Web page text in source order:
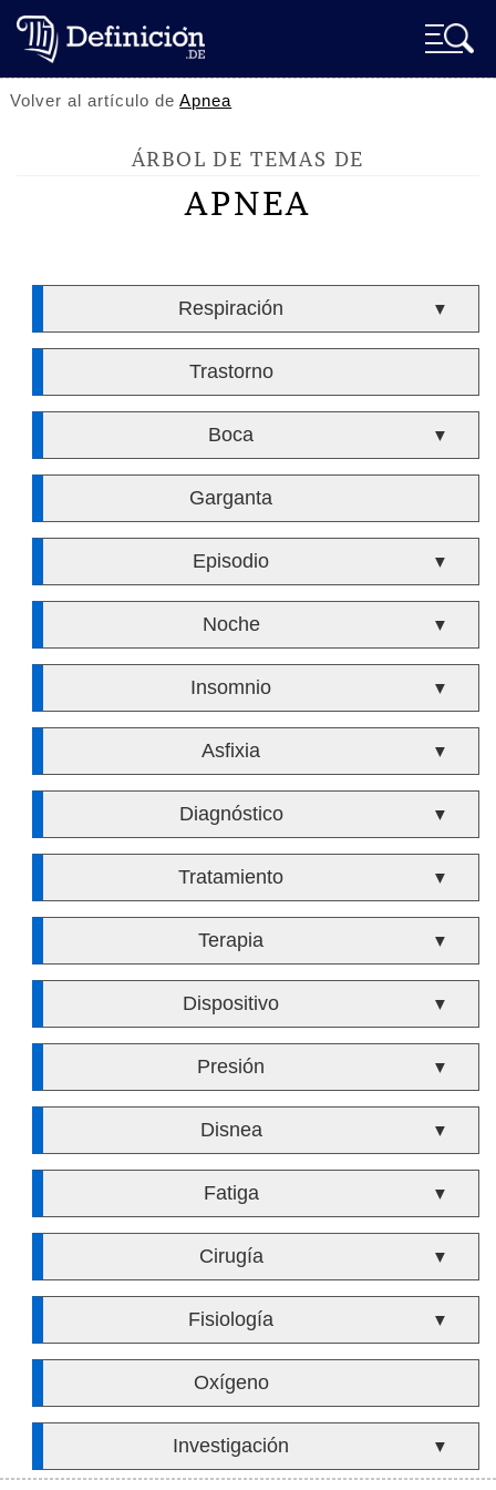
Volver al artículo deApnea
ÁRBOL DE TEMAS DE
APNEA
Respiración ▼
Trastorno
Boca ▼
Garganta
Episodio ▼
Noche ▼
Insomnio ▼
Asfixia ▼
Diagnóstico ▼
Tratamiento ▼
Terapia ▼
Dispositivo ▼
Presión ▼
Disnea ▼
Fatiga ▼
Cirugía ▼
Fisiología ▼
Oxígeno
Investigación ▼